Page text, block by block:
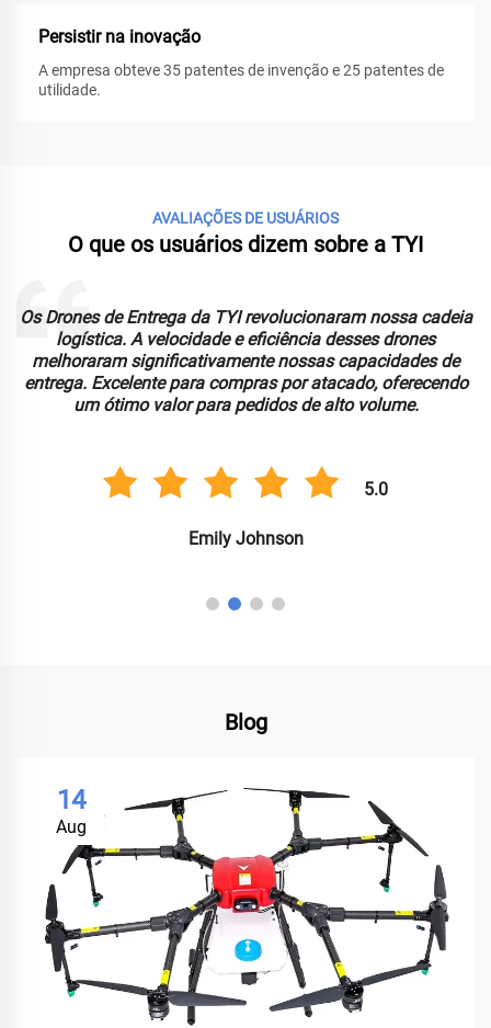
Persistir na inovação
A empresa obteve 35 patentes de invenção e 25 patentes de
utilidade.
AVALIAÇÕES DE USUÁRIOS
O que os usuários dizem sobre a TYI
Os Drones de Entrega da TYI revolucionaram nossa cadeia
logística. A velocidade e eficiência desses drones
melhoraram significativamente nossas capacidades de
entrega. Excelente para compras por atacado, oferecendo
um ótimo valor para pedidos de alto volume.
5.0
Emily Johnson
Blog
14
Aug